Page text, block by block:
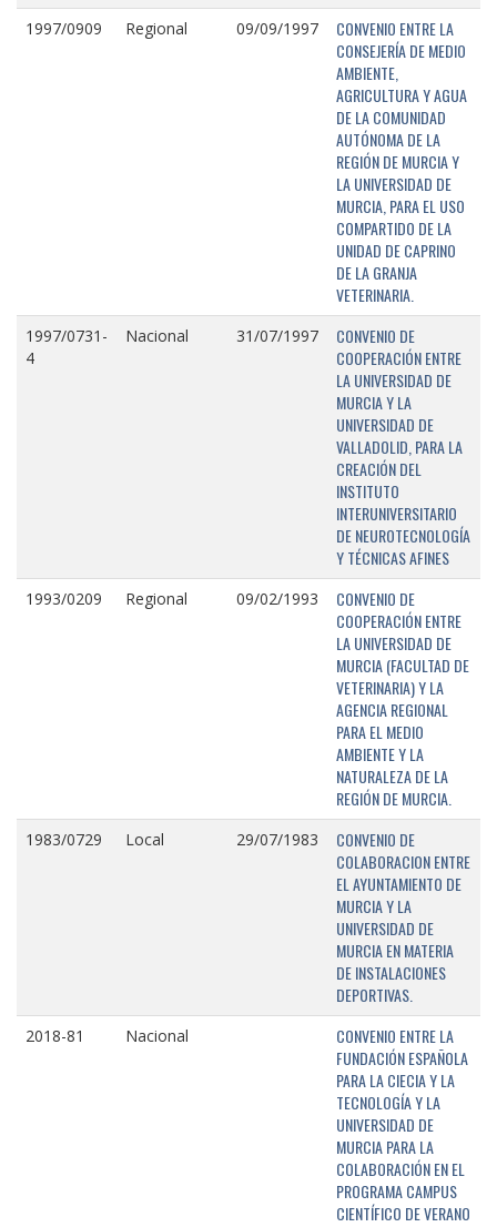
1997/0909 Regional 09/09/1997
CONVENIO ENTRE LA
CONSEJERÍA DE MEDIO
AMBIENTE,
AGRICULTURA Y AGUA
DE LA COMUNIDAD
AUTÓNOMA DE LA
REGIÓN DE MURCIA Y
LA UNIVERSIDAD DE
MURCIA, PARA EL USO
COMPARTIDO DE LA
UNIDAD DE CAPRINO
DE LA GRANJA
VETERINARIA.
1997/0731-
4
Nacional 31/07/1997
CONVENIO DE
COOPERACIÓN ENTRE
LA UNIVERSIDAD DE
MURCIA Y LA
UNIVERSIDAD DE
VALLADOLID, PARA LA
CREACIÓN DEL
INSTITUTO
INTERUNIVERSITARIO
DE NEUROTECNOLOGÍA
Y TÉCNICAS AFINES
1993/0209 Regional 09/02/1993
CONVENIO DE
COOPERACIÓN ENTRE
LA UNIVERSIDAD DE
MURCIA (FACULTAD DE
VETERINARIA) Y LA
AGENCIA REGIONAL
PARA EL MEDIO
AMBIENTE Y LA
NATURALEZA DE LA
REGIÓN DE MURCIA.
1983/0729 Local 29/07/1983
CONVENIO DE
COLABORACION ENTRE
EL AYUNTAMIENTO DE
MURCIA Y LA
UNIVERSIDAD DE
MURCIA EN MATERIA
DE INSTALACIONES
DEPORTIVAS.
2018-81 Nacional
CONVENIO ENTRE LA
FUNDACIÓN ESPAÑOLA
PARA LA CIECIA Y LA
TECNOLOGÍA Y LA
UNIVERSIDAD DE
MURCIA PARA LA
COLABORACIÓN EN EL
PROGRAMA CAMPUS
CIENTÍFICO DE VERANO